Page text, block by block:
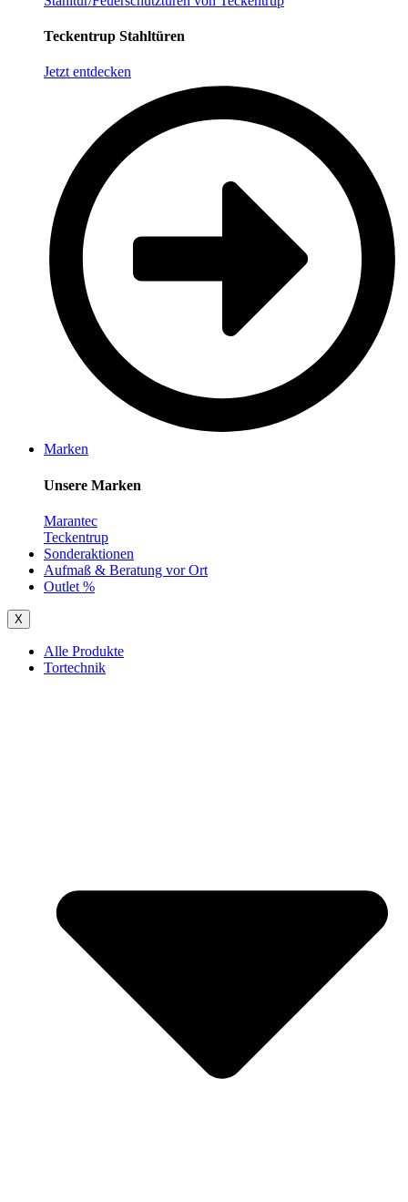
Teckentrup Stahltüren
Jetzt entdecken
Marken
Unsere Marken
Marantec
Teckentrup
Sonderaktionen
Aufmaß & Beratung vor Ort
Outlet %
X
Alle Produkte
Tortechnik